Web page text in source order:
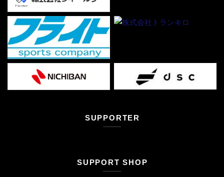
SUPPORTER
SUPPORT SHOP